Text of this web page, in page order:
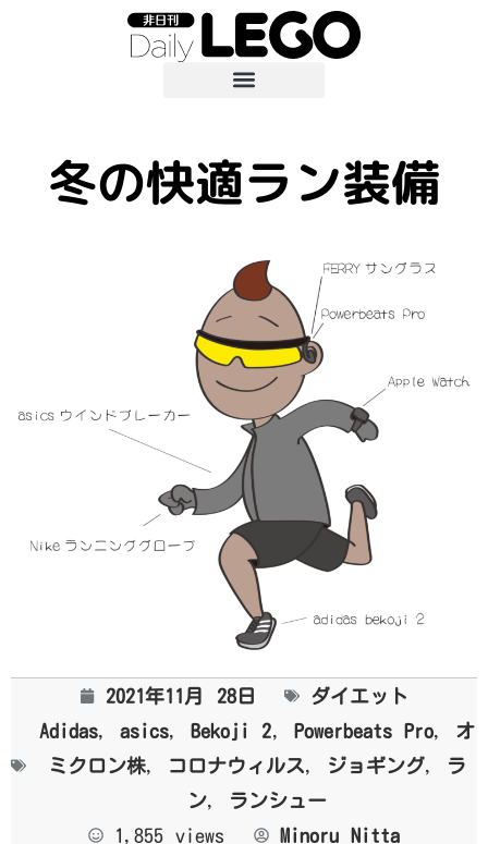
冬の快適ラン装備
2021年11月 28日
ダイエット
Adidas, asics,Bekoji 2, Powerbeats Pro, オ
ミクロン株, コロナウィルス, ジョギング, ラ
ン,
ランシュー
1,855 views
Minoru Nitta